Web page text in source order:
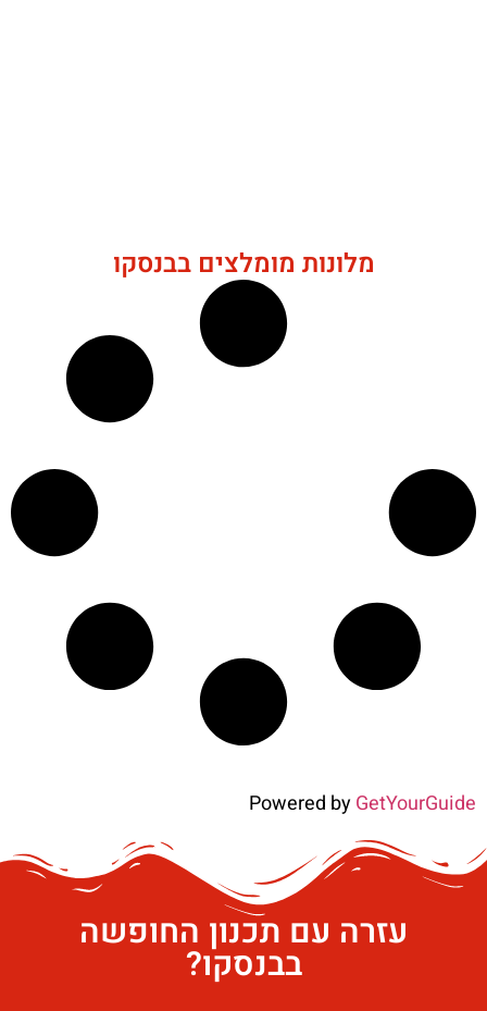
מלונות מומלצים בבנסקו
Powered byGetYourGuide
עזרה עם תכנון החופשה
בבנסקו?